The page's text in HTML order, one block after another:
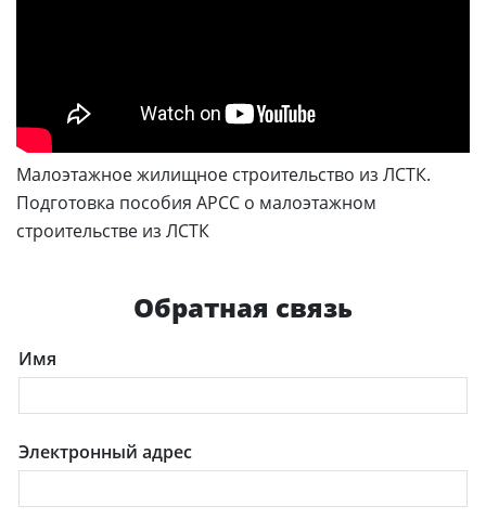
Малоэтажное жилищное строительство из ЛСТК.
Подготовка пособия АРСС о малоэтажном
строительстве из ЛСТК
Обратная связь
Имя
Электронный адрес